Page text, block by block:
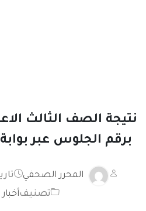
برقم الجلوس عبر بوابة
المحرر الصحفي
تصنيف